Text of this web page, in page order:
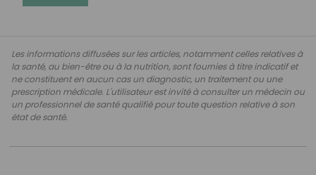
Les informations diffusées sur les articles, notamment celles relatives à
la santé, au bien-être ou à la nutrition, sont fournies à titre indicatif et
ne constituent en aucun cas un diagnostic, un traitement ou une
prescription médicale. L'utilisateur est invité à consulter un médecin ou
un professionnel de santé qualifié pour toute question relative à son
état de santé.